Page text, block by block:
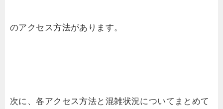
のアクセス方法があります。
次に、各アクセス方法と混雑状況についてまとめて